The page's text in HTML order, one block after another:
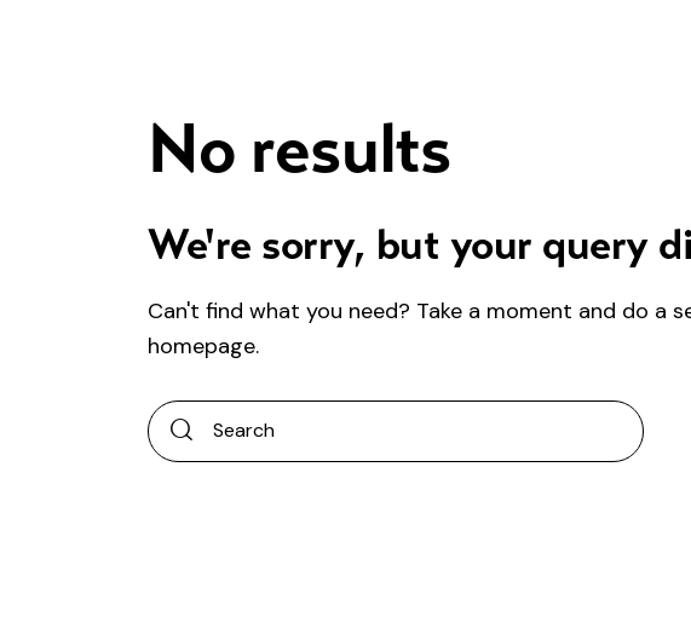
No results
We're sorry, but your query
Can't find what you need? Take a moment and do a
homepage.